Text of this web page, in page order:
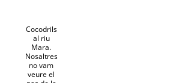
Cocodrils
al riu
Mara.
Nosaltres
no vam
veure el